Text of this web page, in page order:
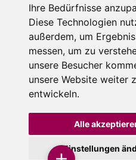
Ihre Bedürfnisse
Diese Technologien
außerdem, um
messen, um zu
unsere Besucher
unsere Website weiter
entwickeln.
Alle
Einstellungen
* Alle Preise inkl. gesetzl.
ab 500 Euro in
Produktpräsentation und stellen
Farbunterschiede der